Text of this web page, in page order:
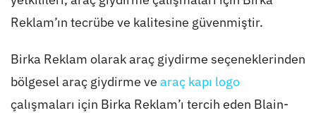
Reklam’ın tecrübe ve kalitesine güvenmiştir.
Birka Reklam olarak araç giydirme seçeneklerinden
bölgesel araç giydirme ve araç kapı logo
çalışmaları için Birka Reklam’ı tercih eden Blain-